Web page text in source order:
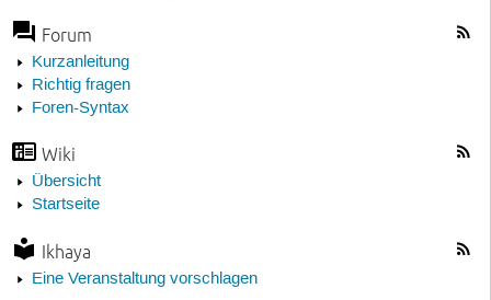
Forum
Kurzanleitung
Richtig fragen
Foren-Syntax
Wiki
Übersicht
Startseite
Ikhaya
Eine Veranstaltung vorschlagen